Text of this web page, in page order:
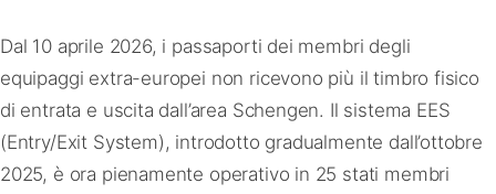
Dal 10 aprile 2026, i passaporti dei membri degli
equipaggi extra-europei non ricevono più il timbro fisico
di entrata e uscita dall’area Schengen. Il sistema EES
(Entry/Exit System), introdotto gradualmente dall’ottobre
2025, è ora pienamente operativo in 25 stati membri